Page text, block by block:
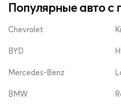
Популярные авто с
Chevrolet
BYD
Mercedes-Benz
BMW